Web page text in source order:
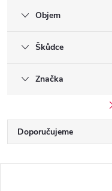
Objem
Škůdce
Značka
Ř
a
Doporučujeme